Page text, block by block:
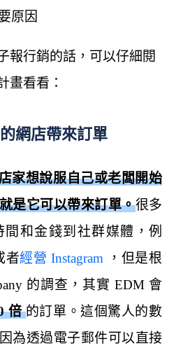
原因
報行銷的話，可以仔細閱
畫看看：
網店帶來訂單
家想說服自己或老闆開始
是它可以帶來訂單。很多
和金錢到社群媒體，例
者經營 Instagram ，但是根
的調查，其實 EDM 會
倍的訂單。這個驚人的數
為透過電子郵件可以直接